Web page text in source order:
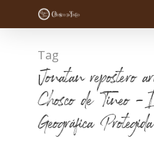
Tag
Jonatan repostero
Chosco de Tineo -
Geográfica Protegida